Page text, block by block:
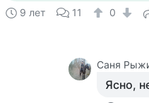
9 лет 11 0
Саня
Ясно,